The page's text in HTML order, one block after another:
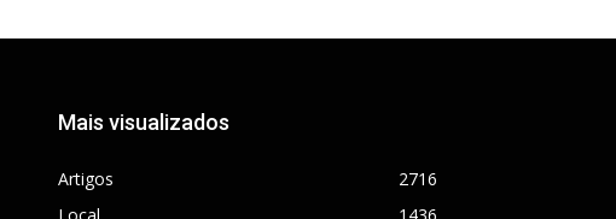
Mais visualizados
Artigos
2716